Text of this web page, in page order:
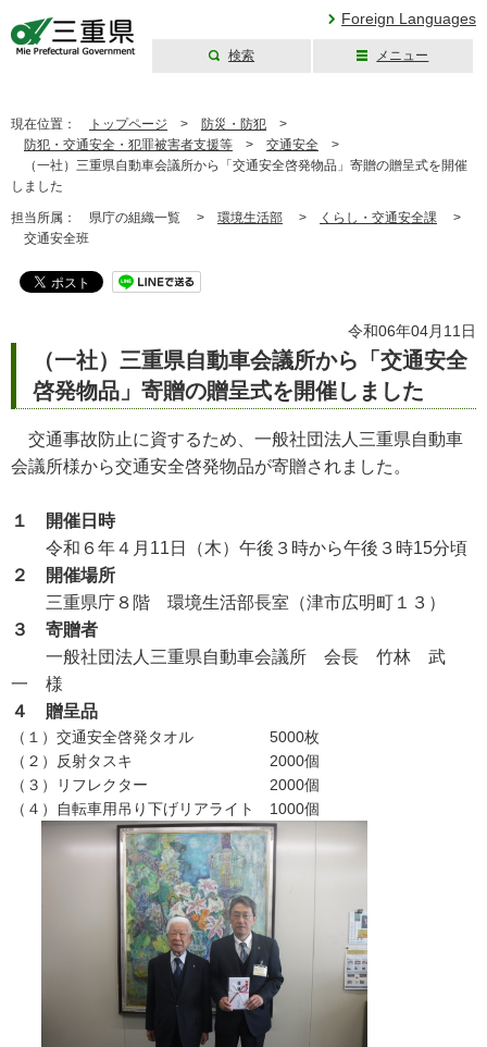
Foreign Languages
検索 メニュー
現在位置： トップページ > 防災・防犯 >
防犯・交通安全・犯罪被害者支援等 > 交通安全 >
（一社）三重県自動車会議所から「交通安全啓発物品」寄贈の贈呈式を開催
しました
担当所属： 県庁の組織一覧 > 環境生活部 > くらし・交通安全課 >
交通安全班
令和06年04月11日
（一社）三重県自動車会議所から「交通安全
啓発物品」寄贈の贈呈式を開催しました
交通事故防止に資するため、一般社団法人三重県自動車
会議所様から交通安全啓発物品が寄贈されました。
１ 開催日時
令和６年４月11日（木）午後３時から午後３時15分頃
２ 開催場所
三重県庁８階 環境生活部長室（津市広明町１３）
３ 寄贈者
一般社団法人三重県自動車会議所 会長 竹林 武
一 様
４ 贈呈品
（１）交通安全啓発タオル 5000枚
（２）反射タスキ 2000個
（３）リフレクター 2000個
（４）自転車用吊り下げリアライト 1000個